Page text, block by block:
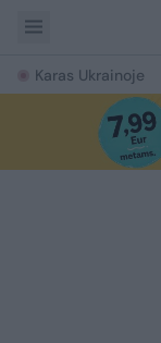
Karas Ukrainoje